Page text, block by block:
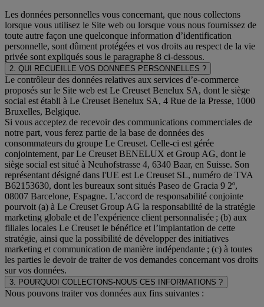
Les données personnelles vous concernant, que nous collectons
lorsque vous utilisez le Site web ou lorsque vous nous fournissez de
toute autre façon une quelconque information d’identification
personnelle, sont dûment protégées et vos droits au respect de la vie
privée sont expliqués sous le paragraphe 8 ci-dessous.
2. QUI RECUEILLE VOS DONNEES PERSONNELLES ?
Le contrôleur des données relatives aux services d’e-commerce
proposés sur le Site web est Le Creuset Benelux SA, dont le siège
social est établi à Le Creuset Benelux SA, 4 Rue de la Presse, 1000
Bruxelles, Belgique.
Si vous acceptez de recevoir des communications commerciales de
notre part, vous ferez partie de la base de données des
consommateurs du groupe Le Creuset. Celle-ci est gérée
conjointement, par Le Creuset BENELUX et Group AG, dont le
siège social est situé à Neuhofstrasse 4, 6340 Baar, en Suisse. Son
représentant désigné dans l'UE est Le Creuset SL, numéro de TVA
B62153630, dont les bureaux sont situés Paseo de Gracia 9 2º,
08007 Barcelone, Espagne. L’accord de responsabilité conjointe
pourvoit (a) à Le Creuset Group AG la responsabilité de la stratégie
marketing globale et de l’expérience client personnalisée ; (b) aux
filiales locales Le Creuset le bénéfice et l’implantation de cette
stratégie, ainsi que la possibilité de développer des initiatives
marketing et communication de manière indépendante ; (c) à toutes
les parties le devoir de traiter de vos demandes concernant vos droits
sur vos données.
3. POURQUOI COLLECTONS-NOUS CES INFORMATIONS ?
Nous pouvons traiter vos données aux fins suivantes :